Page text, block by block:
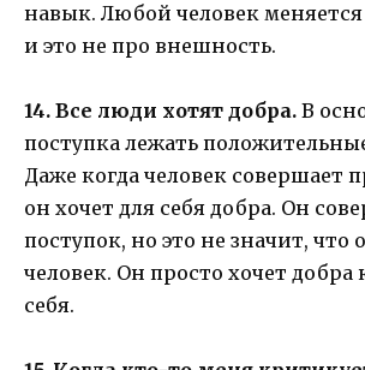
навык. Любой человек меняется
и это не про внешность.
14. Все люди хотят добра. В
поступка лежать
Даже когда человек совершает
он хочет для себя добра. Он
поступок, но это не значит, что
человек. Он просто хочет добра
себя.